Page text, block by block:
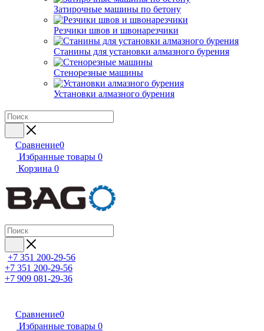
Затирочные машины по бетону
Резчики швов и швонарезчики
Станины для установки алмазного бурения
Стенорезные машины
Установки алмазного бурения
Сравнение0
Избранные товары 0
Корзина 0
+7 351 200-29-56
+7 351 200-29-56
+7 909 081-29-36
Сравнение0
Избранные товары 0